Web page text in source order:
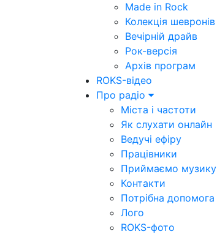
Made in Rock
Колекція шевронів
Вечірній драйв
Рок-версія
Архів програм
ROKS-відео
Про радіо
Міста і частоти
Як слухати онлайн
Ведучі ефіру
Працівники
Приймаємо музику
Контакти
Потрібна допомога
Лого
ROKS-фото